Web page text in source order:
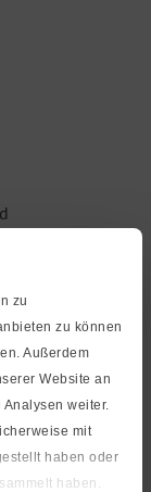
zu
zu können
Außerdem
Website an
weiter.
mit
haben oder
haben.
Metern
so eine
Ein
erweitern den
ist in
Medien.
Edelstahl